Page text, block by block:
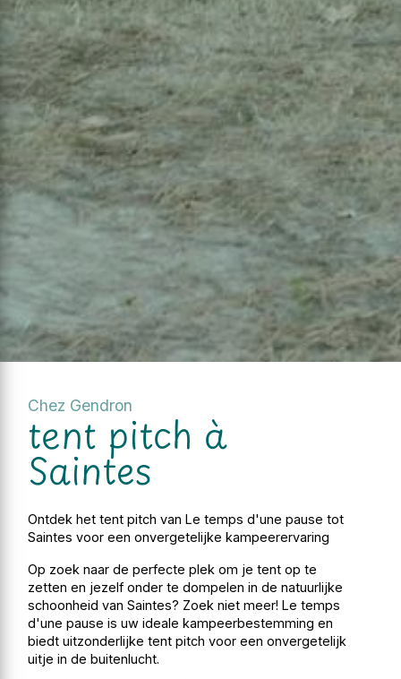
Chez Gendron
tent pitch à
Saintes
Ontdek het tent pitch van Le temps d'une pause tot
Saintes voor een onvergetelijke kampeerervaring
Op zoek naar de perfecte plek om je tent op te
zetten en jezelf onder te dompelen in de natuurlijke
schoonheid van Saintes? Zoek niet meer! Le temps
d'une pause is uw ideale kampeerbestemming en
biedt uitzonderlijke tent pitch voor een onvergetelijk
uitje in de buitenlucht.